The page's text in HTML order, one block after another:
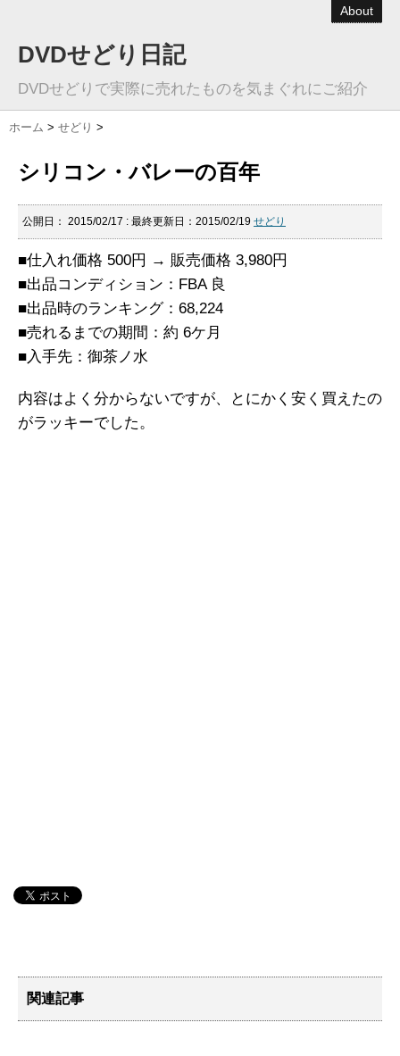
About
DVDせどり日記
DVDせどりで実際に売れたものを気まぐれにご紹介
ホーム > せどり >
シリコン・バレーの百年
公開日： 2015/02/17 : 最終更新日：2015/02/19 せどり
■仕入れ価格 500円 → 販売価格 3,980円
■出品コンディション：FBA 良
■出品時のランキング：68,224
■売れるまでの期間：約 6ケ月
■入手先：御茶ノ水
内容はよく分からないですが、とにかく安く買えたの
がラッキーでした。
関連記事